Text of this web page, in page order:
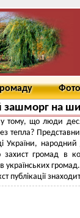
на
тому, що люди
тепла?
України,
захист громад в
українських громад.
публікації